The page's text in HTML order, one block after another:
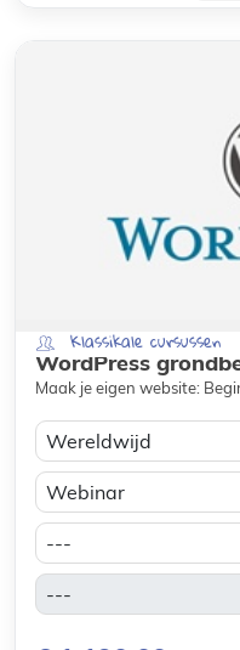
Klassikale cursussen
WordPress
Maak je eigen website: